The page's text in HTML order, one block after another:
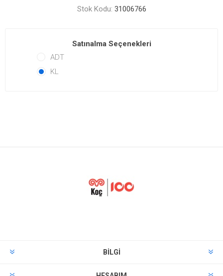
Stok Kodu: 31006766
Satınalma Seçenekleri
ADT
KL
BILGI